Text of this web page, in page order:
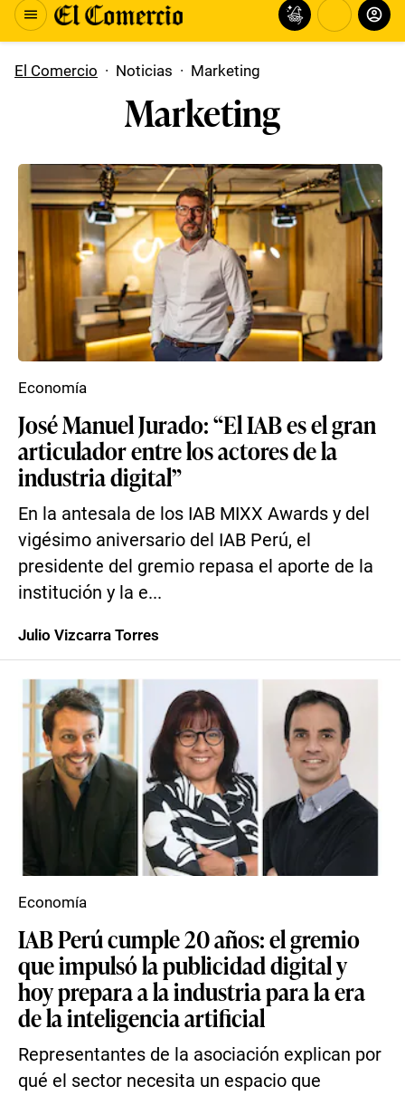
El Comercio · Noticias · Marketing
Marketing
José Manuel Jurado: “El IAB es el gran
articulador entre los actores de la
industria digital”
En la antesala de los IAB MIXX Awards y del
vigésimo aniversario del IAB Perú, el
presidente del gremio repasa el aporte de la
institución y la e...
Economía
Julio Vizcarra Torres
IAB Perú cumple 20 años: el gremio
que impulsó la publicidad digital y
hoy prepara a la industria para la era
de la inteligencia artificial
Representantes de la asociación explican por
qué el sector necesita un espacio que
Economía